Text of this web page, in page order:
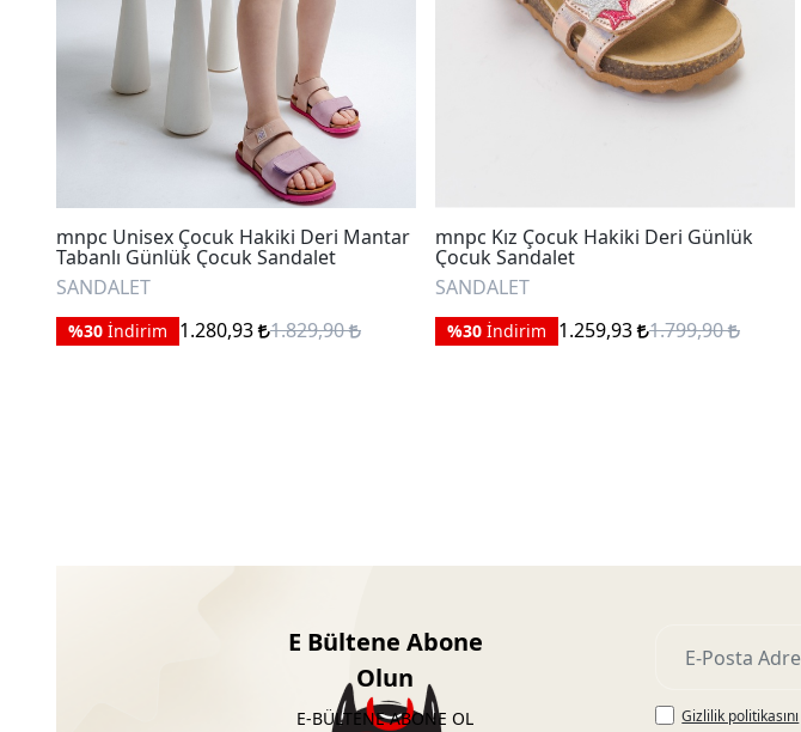
mnpc Unisex Çocuk Hakiki Deri Mantar
Tabanlı Günlük Çocuk Sandalet
SANDALET
%30 İndirim 1.280,93 1.829,90
mnpc Kız Çocuk Hakiki Deri Günlük
Çocuk Sandalet
SANDALET
%30 İndirim 1.259,93 1.799,90
E Bültene Abone
Olun
E-BÜLTENE ABONE OL Gizlilik politikasını